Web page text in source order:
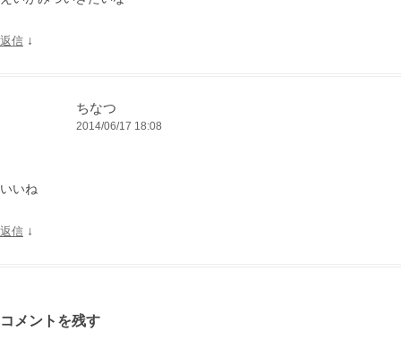
返信 ↓
ちなつ
2014/06/17 18:08
いいね
返信 ↓
コメントを残す